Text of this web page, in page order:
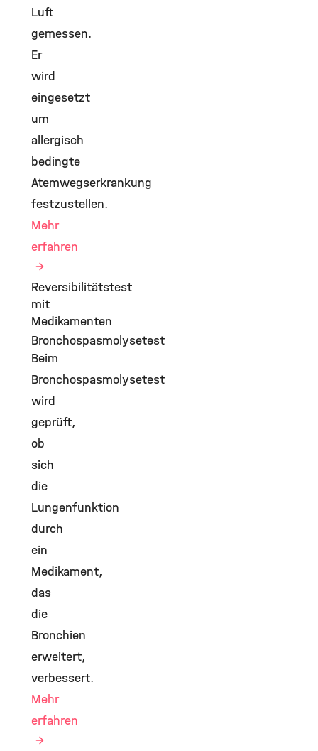
Luft
gemessen.
Er
wird
eingesetzt
um
allergisch
bedingte
Atemwegserkrankung
festzustellen.
Mehr
erfahren
Reversibilitätstest
mit
Medikamenten
Bronchospasmolysetest
Beim
Bronchospasmolysetest
wird
geprüft,
ob
sich
die
Lungenfunktion
durch
ein
Medikament,
das
die
Bronchien
erweitert,
verbessert.
Mehr
erfahren